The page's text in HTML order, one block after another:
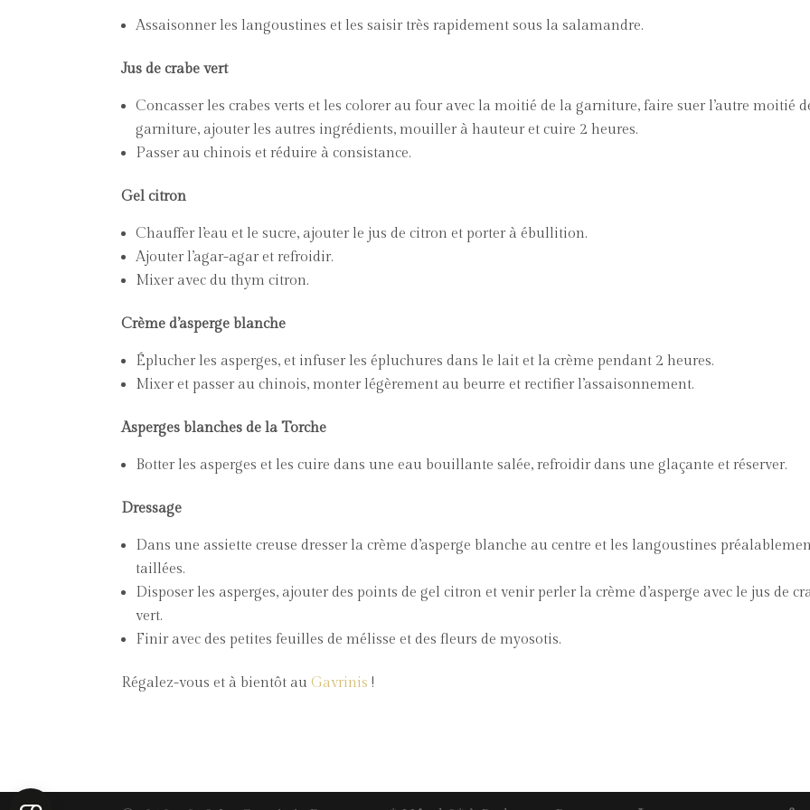
Assaisonner les langoustines et les saisir très rapidement sous la salamandre.
Jus de crabe vert
Concasser les crabes verts et les colorer au four avec la moitié de la garniture, faire suer l’autre moitié
garniture, ajouter les autres ingrédients, mouiller à hauteur et cuire 2 heures.
Passer au chinois et réduire à consistance.
Gel citron
Chauffer l’eau et le sucre, ajouter le jus de citron et porter à ébullition.
Ajouter l’agar-agar et refroidir.
Mixer avec du thym citron.
Crème d’asperge blanche
Éplucher les asperges, et infuser les épluchures dans le lait et la crème pendant 2 heures.
Mixer et passer au chinois, monter légèrement au beurre et rectifier l’assaisonnement.
Asperges blanches de la Torche
Botter les asperges et les cuire dans une eau bouillante salée, refroidir dans une glaçante et réserver.
Dressage
Dans une assiette creuse dresser la crème d’asperge blanche au centre et les langoustines
taillées.
Disposer les asperges, ajouter des points de gel citron et venir perler la crème d’asperge avec le jus de
vert.
Finir avec des petites feuilles de mélisse et des fleurs de myosotis.
Régalez-vous et à bientôt au Gavrinis !